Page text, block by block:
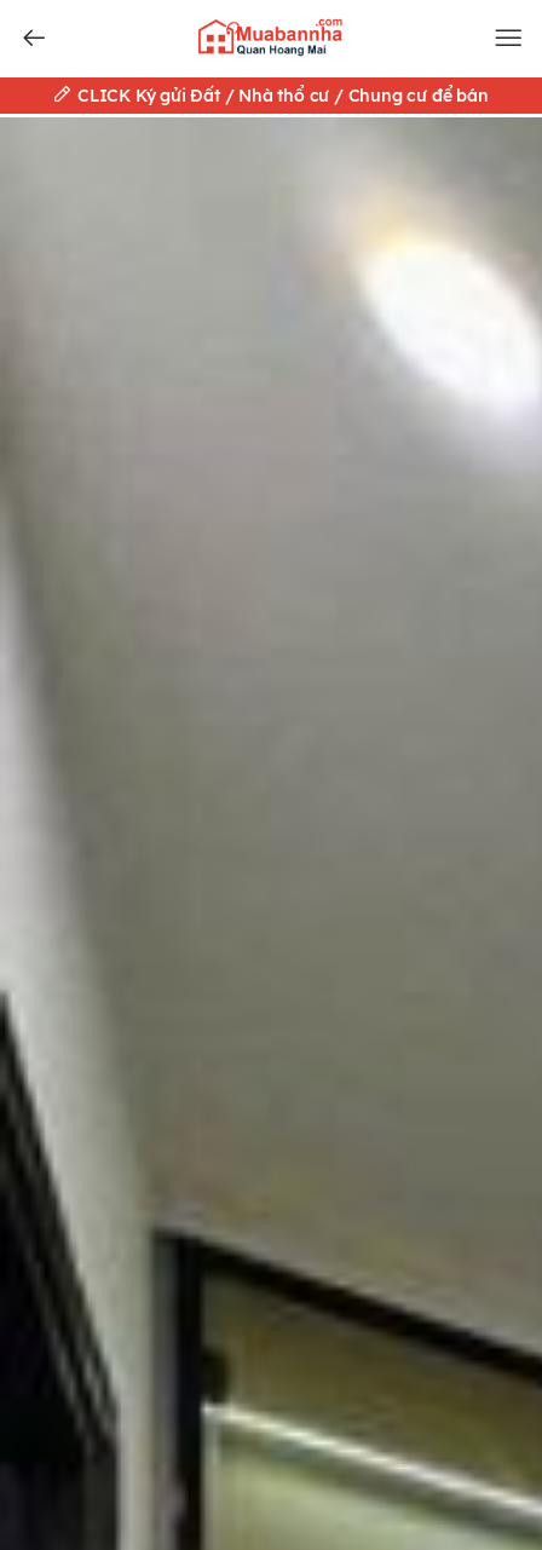
CLICK Ký gửi Đất / Nhà thổ cư / Chung cư để bán